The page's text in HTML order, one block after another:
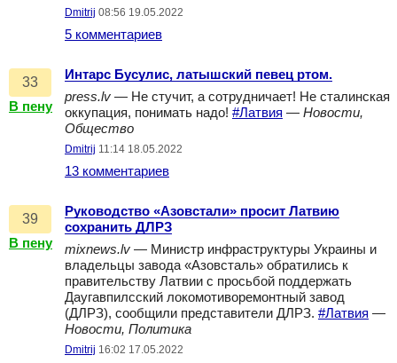
Dmitrij 08:56 19.05.2022
5 комментариев
33
В пену
Интарс Бусулис, латышский певец ртом.
press.lv — Не стучит, а сотрудничает! Не сталинская
оккупация, понимать надо! #Латвия — Новости,
Общество
Dmitrij 11:14 18.05.2022
13 комментариев
39
В пену
Руководство «Азовстали» просит Латвию
сохранить ДЛРЗ
mixnews.lv — Министр инфраструктуры Украины и
владельцы завода «Азовсталь» обратились к
правительству Латвии с просьбой поддержать
Даугавпилсский локомотиворемонтный завод
(ДЛРЗ), сообщили представители ДЛРЗ. #Латвия —
Новости, Политика
Dmitrij 16:02 17.05.2022